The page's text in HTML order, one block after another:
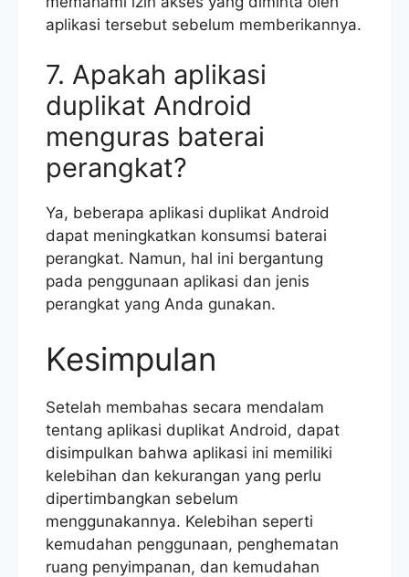
aplikasi tersebut sebelum memberikannya.
7. Apakah aplikasi
duplikat Android
menguras baterai
perangkat?
Ya, beberapa aplikasi duplikat Android
dapat meningkatkan konsumsi baterai
perangkat. Namun, hal ini bergantung
pada penggunaan aplikasi dan jenis
perangkat yang Anda gunakan.
Kesimpulan
Setelah membahas secara mendalam
tentang aplikasi duplikat Android, dapat
disimpulkan bahwa aplikasi ini memiliki
kelebihan dan kekurangan yang perlu
dipertimbangkan sebelum
menggunakannya. Kelebihan seperti
kemudahan penggunaan, penghematan
ruang penyimpanan, dan kemudahan